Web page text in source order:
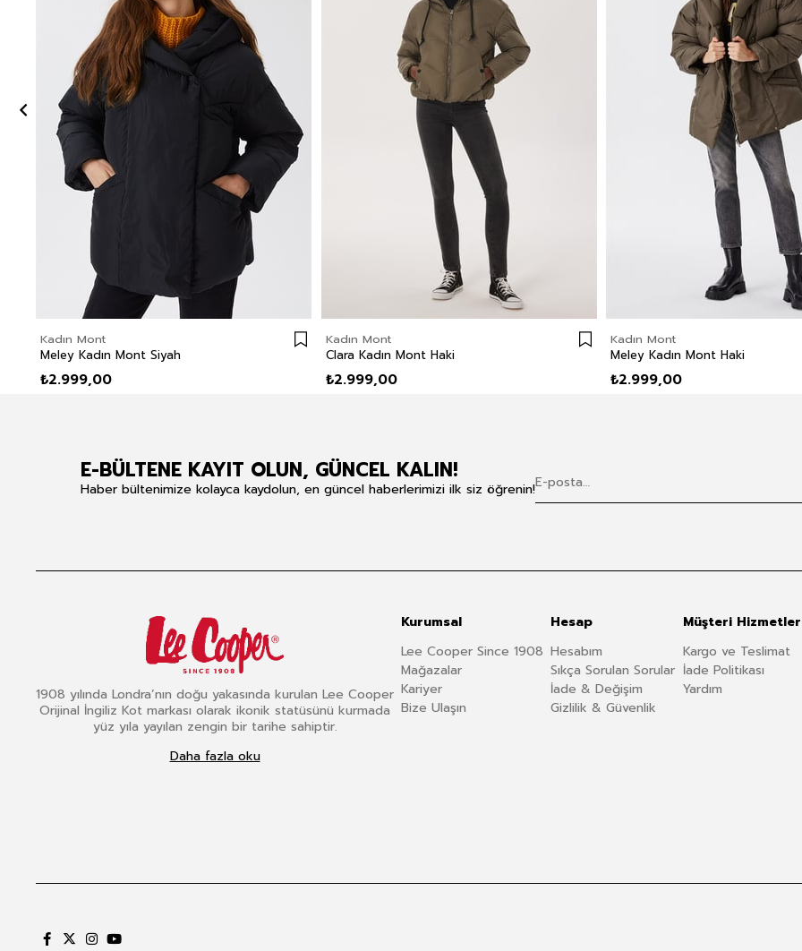
Kadın Mont
Meley Kadın Mont Siyah
₺2.999,00
Kadın Mont
Clara Kadın Mont Haki
₺2.999,00
Kadın Mont
Meley Kadın Mont Haki
₺2.999,00
E-BÜLTENE KAYIT OLUN, GÜNCEL KALIN!
Haber bültenimize kolayca kaydolun, en güncel haberlerimizi ilk siz öğrenin!
1908 yılında Londra’nın doğu yakasında kurulan Lee Cooper
Orijinal İngiliz Kot markası olarak ikonik statüsünü kurmada
yüz yıla yayılan zengin bir tarihe sahiptir.
Daha fazla oku
Kurumsal
Lee Cooper Since 1908
Mağazalar
Kariyer
Bize Ulaşın
Hesap
Hesabım
Sıkça Sorulan Sorular
İade & Değişim
Gizlilik & Güvenlik
Müşteri
Kargo ve Teslimat
İade Politikası
Yardım